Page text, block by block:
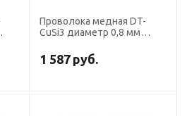
Проволока медная DT-
CuSi3 диаметр 0,8 мм
1 587 руб.